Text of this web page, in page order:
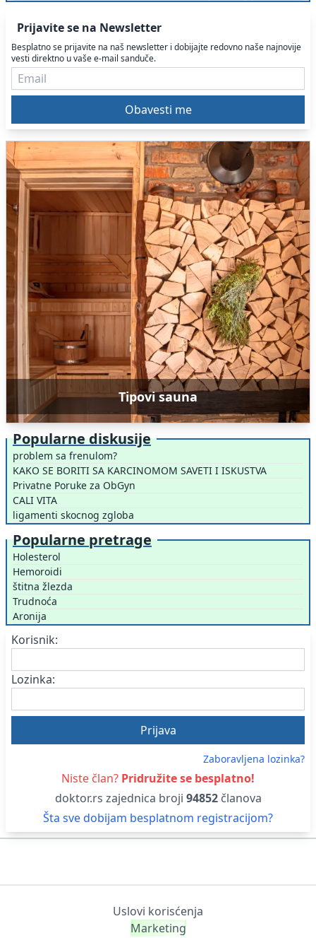
Prijavite se na Newsletter
Besplatno se prijavite na naš newsletter i dobijajte redovno naše najnovije
vesti direktno u vaše e-mail sanduče.
Tipovi sauna
Popularne diskusije
problem sa frenulom?
KAKO SE BORITI SA KARCINOMOM SAVETI I ISKUSTVA
Privatne Poruke za ObGyn
CALI VITA
ligamenti skocnog zgloba
Popularne pretrage
Holesterol
Hemoroidi
štitna žlezda
Trudnoća
Aronija
Korisnik:
Lozinka:
Zaboravljena lozinka?
Niste član? Pridružite se besplatno!
doktor.rs zajednica broji 94852članova
Šta sve dobijam besplatnom registracijom?
Uslovi korisćenja
Marketing